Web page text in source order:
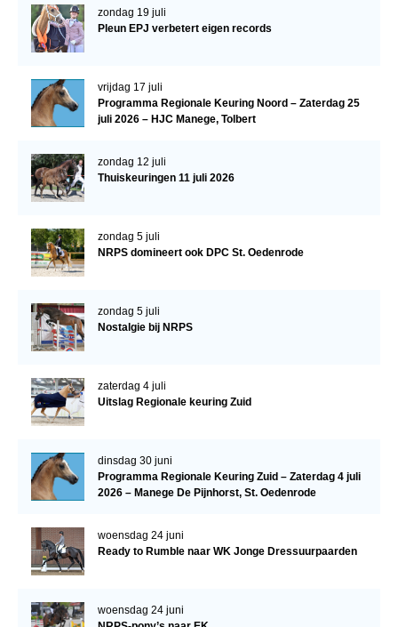
Fokprogramma's en registratie
NRPS-Boegbeeld
Cornage
Dekhengsten
HENGSTEN ONLINE
Hengstenselectie
AANMELDEN HENGSTENKEURING ONDER HET
Verrichtingsonderzoek NRPS
Verrichtingsonderzoek 2025-2026
Verrichtingsonderzoek 2023-2024
Verrichtingsonderzoek 2021-2022
zondag 19 juli
Pleun EPJ verbetert eigen records
vrijdag 17 juli
Programma Regionale Keuring Noord – Zaterdag 25
juli 2026 – HJC Manege, Tolbert
zondag 12 juli
Thuiskeuringen 11 juli 2026
zondag 5 juli
NRPS domineert ook DPC St. Oedenrode
zondag 5 juli
Nostalgie bij NRPS
zaterdag 4 juli
Uitslag Regionale keuring Zuid
dinsdag 30 juni
Programma Regionale Keuring Zuid – Zaterdag 4 juli
2026 – Manege De Pijnhorst, St. Oedenrode
woensdag 24 juni
Ready to Rumble naar WK Jonge Dressuurpaarden
woensdag 24 juni